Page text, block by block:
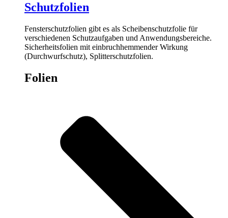
Schutzfolien
Fensterschutzfolien gibt es als Scheibenschutzfolie für
verschiedenen Schutzaufgaben und Anwendungsbereiche.
Sicherheitsfolien mit einbruchhemmender Wirkung
(Durchwurfschutz), Splitterschutzfolien.
Folien